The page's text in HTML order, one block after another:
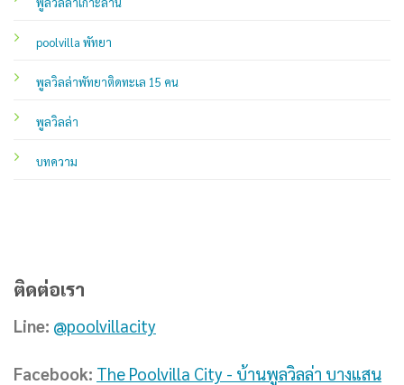
poolvilla พัทยา
พูลวิลล่าพัทยาติดทะเล 15 คน
พูลวิลล่า
บทความ
ติดต่อเรา
Line: @poolvillacity
Facebook: The Poolvilla City - บ้านพูลวิลล่า บางแสน